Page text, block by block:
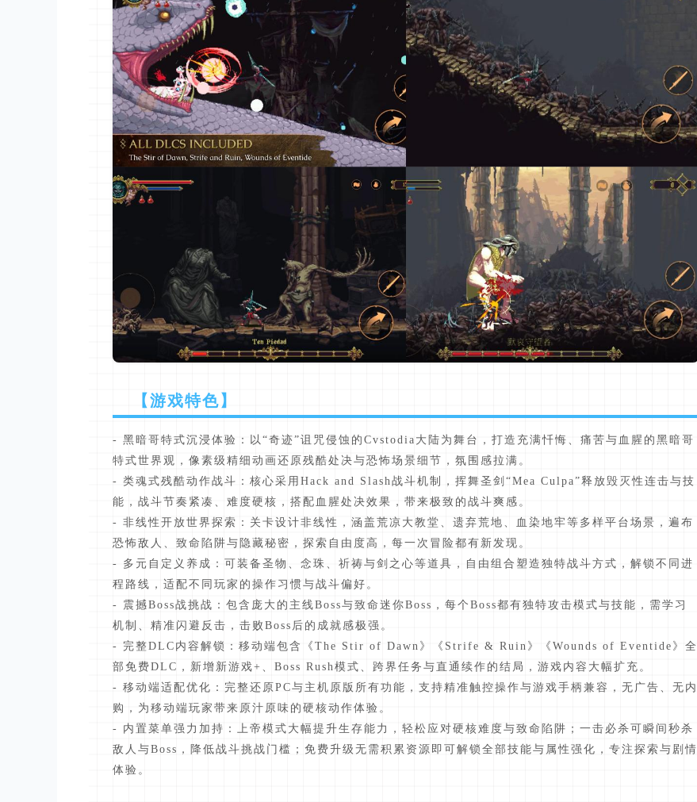
【游戏特色】
- 黑暗哥特式沉浸体验：以“奇迹”诅咒侵蚀的Cvstodia大陆为舞台，打造充满忏悔、痛苦与血腥的黑暗哥
特式世界观，像素级精细动画还原残酷处决与恐怖场景细节，氛围感拉满。
- 类魂式残酷动作战斗：核心采用Hack and Slash战斗机制，挥舞圣剑“Mea Culpa”释放毁灭性连击与技
能，战斗节奏紧凑、难度硬核，搭配血腥处决效果，带来极致的战斗爽感。
- 非线性开放世界探索：关卡设计非线性，涵盖荒凉大教堂、遗弃荒地、血染地牢等多样平台场景，遍布
恐怖敌人、致命陷阱与隐藏秘密，探索自由度高，每一次冒险都有新发现。
- 多元自定义养成：可装备圣物、念珠、祈祷与剑之心等道具，自由组合塑造独特战斗方式，解锁不同进
程路线，适配不同玩家的操作习惯与战斗偏好。
- 震撼Boss战挑战：包含庞大的主线Boss与致命迷你Boss，每个Boss都有独特攻击模式与技能，需学习
机制、精准闪避反击，击败Boss后的成就感极强。
- 完整DLC内容解锁：移动端包含《The Stir of Dawn》《Strife & Ruin》《Wounds of Eventide》全
部免费DLC，新增新游戏+、Boss Rush模式、跨界任务与直通续作的结局，游戏内容大幅扩充。
- 移动端适配优化：完整还原PC与主机原版所有功能，支持精准触控操作与游戏手柄兼容，无广告、无内
购，为移动端玩家带来原汁原味的硬核动作体验。
- 内置菜单强力加持：上帝模式大幅提升生存能力，轻松应对硬核难度与致命陷阱；一击必杀可瞬间秒杀
敌人与Boss，降低战斗挑战门槛；免费升级无需积累资源即可解锁全部技能与属性强化，专注探索与剧情
体验。